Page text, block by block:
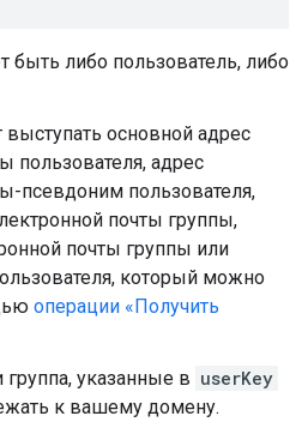
быть либо пользователь, либо
основной адрес
пользователя, адрес
псевдоним пользователя,
почты группы,
почты группы или
который можно
операции «Получить
указанные в userKey
к вашему домену.